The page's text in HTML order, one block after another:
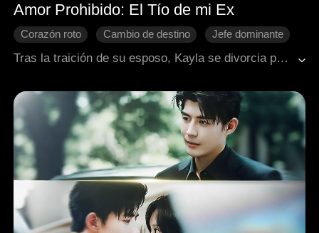
Amor Prohibido: El Tío de mi Ex
Corazón roto Cambio de destino
Jefe dominante
Romance moderno
Tras la traición de su esposo, Kayla se divorcia para recuperar la empresa de su madre. En su camino, inicia un peligroso romance con Jeremy, el poderoso tío de su ex.